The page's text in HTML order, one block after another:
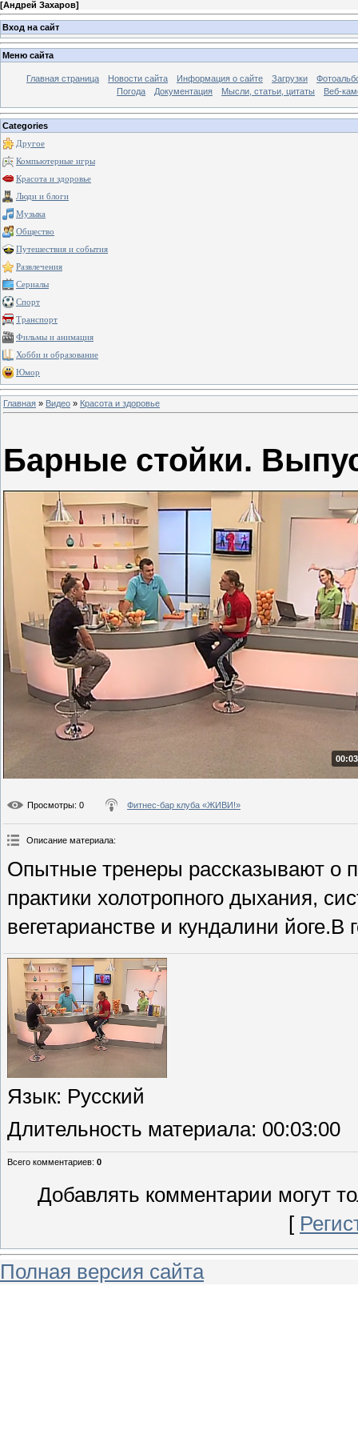
[Андрей Захаров]
Вход на сайт
Меню сайта
Главная страница Новости сайта Информация о сайте Загрузки
Погода
Документация Мысли, статьи, цитаты Веб-
Categories
Другое
Компьютерные игры
Красота и здоровье
Люди и блоги
Музыка
Общество
Путешествия и события
Развлечения
Сериалы
Спорт
Транспорт
Фильмы и анимация
Хобби и образование
Юмор
Главная » Видео » Красота и здоровье
Барные стойки.
Просмотры: 0 Фитнес-бар клуба «ЖИВИ!»
Описание материала:
Опытные тренеры рассказывают о
практики холотропного дыхания,
вегетарианстве и кундалини
Язык: Русский
Длительность материала: 00:03:00
Всего комментариев: 0
Добавлять комментарии могут
[
Полная версия сайта